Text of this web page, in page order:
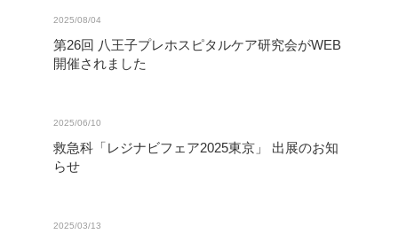
2025/08/04
第26回 八王子プレホスピタルケア研究会がWEB
開催されました
2025/06/10
救急科「レジナビフェア2025東京」 出展のお知
らせ
2025/03/13